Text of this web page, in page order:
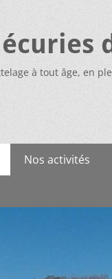
écuries
à tout âge, en
Nos activités